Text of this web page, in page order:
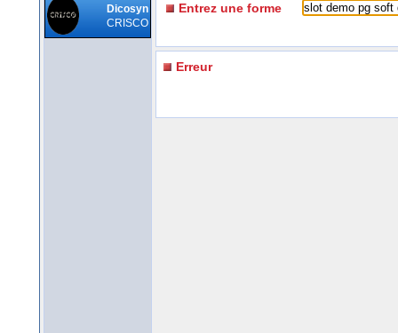
Dicosyn
CRISCO
Entrez une forme
Erreur